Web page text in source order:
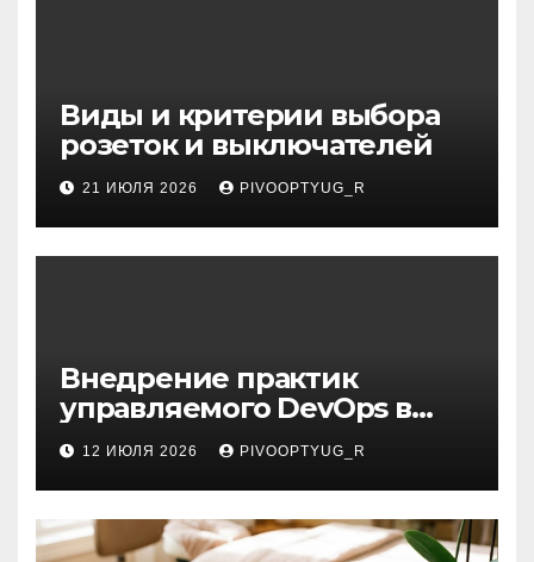
Виды и критерии выбора
розеток и выключателей
21 ИЮЛЯ 2026 PIVOOPTYUG_R
Внедрение практик
управляемого DevOps в
корпоративную ИТ-
инфраструктуру
12 ИЮЛЯ 2026 PIVOOPTYUG_R